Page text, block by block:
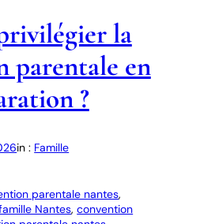
la
parentale en
?
in : Famille
parentale nantes
Nantes, convention